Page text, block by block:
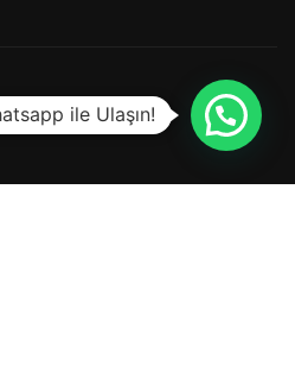
ile Ulaşın!